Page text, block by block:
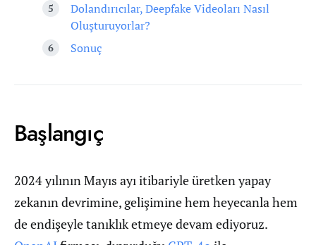
Dolandırıcılar, Deepfake Videoları Nasıl
Oluşturuyorlar?
Sonuç
Başlangıç
2024 yılının Mayıs ayı itibariyle üretken yapay
zekanın devrimine, gelişimine hem heyecanla hem
de endişeyle tanıklık etmeye devam ediyoruz.